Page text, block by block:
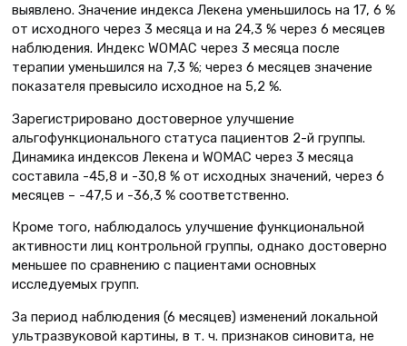
выявлено. Значение индек­са Лекена уменьшилось на 17, 6 %
от исходного через 3 месяца и на 24,3 % через 6 месяцев
наблюдения. Индекс WOMAC через 3 месяца после
терапии уменьшился на 7,3 %; через 6 месяцев значение
показателя превысило исхо­дное на 5,2 %.
Зарегистрировано достоверное улуч­шение
альгофункционального стату­са пациентов 2-й группы.
Динамика индексов Лекена и WOMAC через 3 месяца
составила -45,8 и -30,8 % от исходных значений, через 6
месяцев – -47,5 и -36,3 % соответственно.
Кроме того, наблюдалось улучше­ние функциональной
активности лиц контрольной группы, однако достоверно
меньшее по сравнению с пациентами основных
исследуемых групп.
За период наблюдения (6 месяцев) изменений локальной
ультразвуковой картины, в т. ч. признаков синовита, не